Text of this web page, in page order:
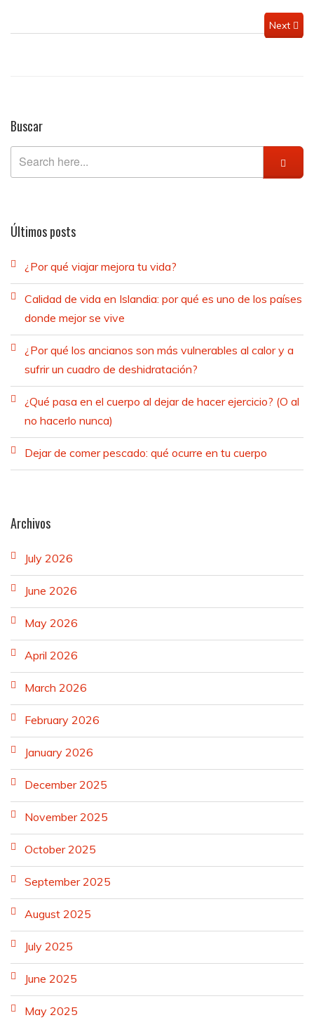
Next
Buscar
Últimos posts
¿Por qué viajar mejora tu vida?
Calidad de vida en Islandia: por qué es uno de los países
donde mejor se vive
¿Por qué los ancianos son más vulnerables al calor y a
sufrir un cuadro de deshidratación?
¿Qué pasa en el cuerpo al dejar de hacer ejercicio? (O al
no hacerlo nunca)
Dejar de comer pescado: qué ocurre en tu cuerpo
Archivos
July 2026
June 2026
May 2026
April 2026
March 2026
February 2026
January 2026
December 2025
November 2025
October 2025
September 2025
August 2025
July 2025
June 2025
May 2025